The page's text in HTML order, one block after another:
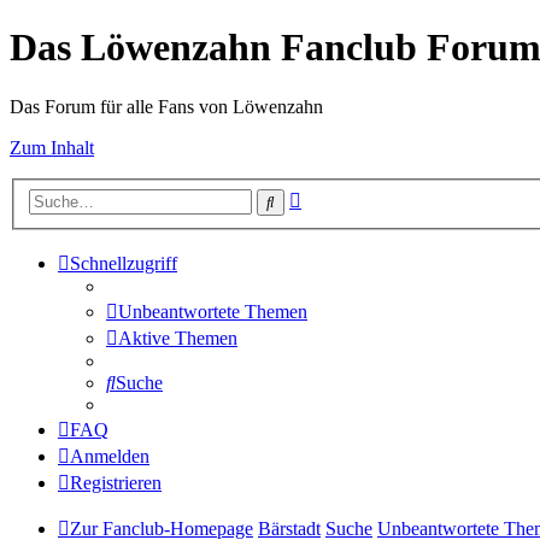
Das Löwenzahn Fanclub Forum
Das Forum für alle Fans von Löwenzahn
Zum Inhalt
Suche
Schnellzugriff
Unbeantwortete Themen
Aktive Themen
Suche
FAQ
Anmelden
Registrieren
Zur Fanclub-Homepage Bärstadt Suche Unbeantwortete